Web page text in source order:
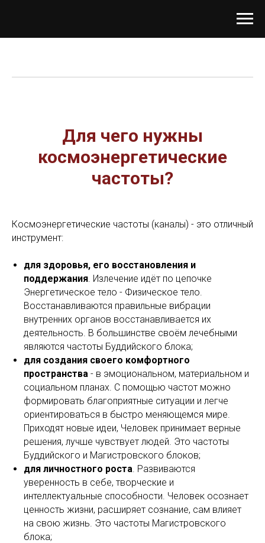
Для чего нужны
космоэнергетические
частоты?
Космоэнергетические частоты (каналы) - это отличный
инструмент:
для здоровья, его восстановления и
поддержания. Излечение идёт по цепочке
Энергетическое тело - Физическое тело.
Восстанавливаются правильные вибрации
внутренних органов восстанавливается их
деятельность. В большинстве своём лечебными
являются частоты Буддийского блока;
для создания своего комфортного
пространства - в эмоциональном, материальном и
социальном планах. С помощью частот можно
формировать благоприятные ситуации и легче
ориентироваться в быстро меняющемся мире.
Приходят новые идеи, Человек принимает верные
решения, лучше чувствует людей. Это частоты
Буддийского и Магистровского блоков;
для личностного роста. Развиваются
уверенность в себе, творческие и
интеллектуальные способности. Человек осознает
ценность жизни, расширяет сознание, сам влияет
на свою жизнь. Это частоты Магистровского
блока;